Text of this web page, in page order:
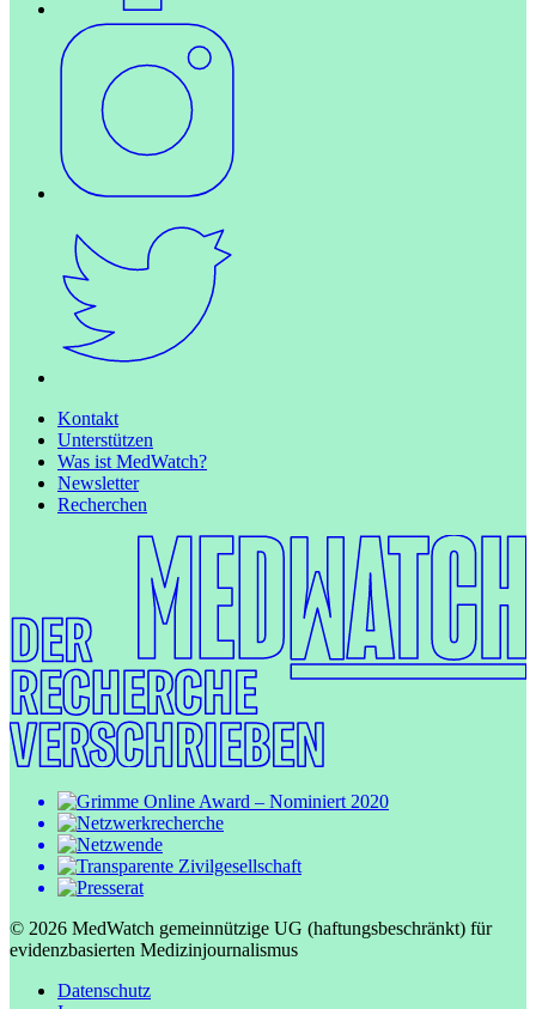
Kontakt
Unterstützen
Was ist MedWatch?
Newsletter
Recherchen
© 2026 MedWatch gemeinnützige UG (haftungsbeschränkt) für
evidenzbasierten Medizinjournalismus
Datenschutz